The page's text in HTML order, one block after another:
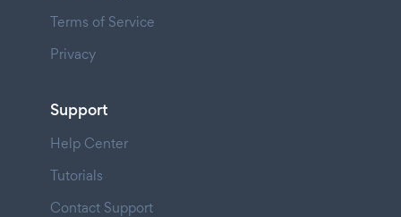
Terms of Service
Privacy
Support
Help Center
Tutorials
Contact Support